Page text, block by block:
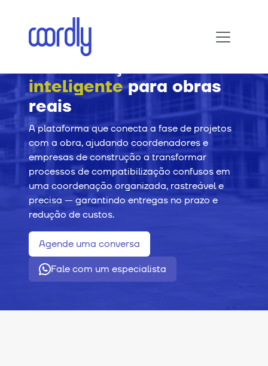
inteligentepara obras
reais
A plataforma que conecta a fase de projetos
com a obra, ajudando coordenadores e
empresas de construção a transformar
processos de compatibilização confusos em
uma coordenação organizada, rastreável e
precisa — garantindo entregas no prazo e
redução de custos.
Agende uma conversa
Fale com um especialista